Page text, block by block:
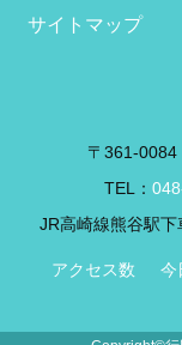
サイトマップ
〒361-
TEL：
JR高崎線熊谷駅